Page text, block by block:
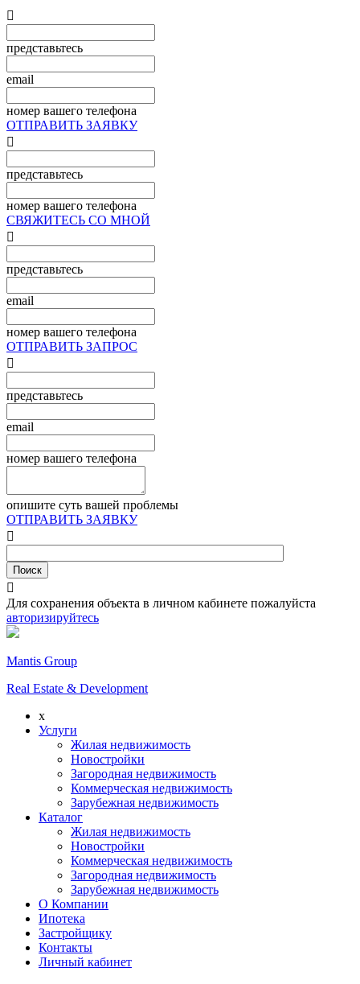

представьтесь
email
номер вашего телефона
ОТПРАВИТЬ ЗАЯВКУ

представьтесь
номер вашего телефона
СВЯЖИТЕСЬ СО МНОЙ

представьтесь
email
номер вашего телефона
ОТПРАВИТЬ ЗАПРОС

представьтесь
email
номер вашего телефона
опишите суть вашей проблемы
ОТПРАВИТЬ ЗАЯВКУ


Для сохранения объекта в личном кабинете пожалуйста
авторизируйтесь
Mantis Group
Real Estate & Development
x
Услуги
Жилая недвижимость
Новостройки
Загородная недвижимость
Коммерческая недвижимость
Зарубежная недвижимость
Каталог
Жилая недвижимость
Новостройки
Коммерческая недвижимость
Загородная недвижимость
Зарубежная недвижимость
О Компании
Ипотека
Застройщику
Контакты
Личный кабинет